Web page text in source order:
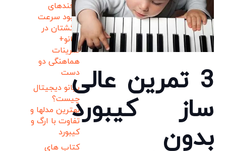
3 تمرین عالی
ساز کیبورد
بدون
ترفندهای
بهبود سرعت
انگشتان در
پیانو+
تمرینات
هماهنگی دو
دست
پیانو دیجیتال
چیست؟
بهترین مدلها و
تفاوت با ارگ و
کیبورد
کتاب های